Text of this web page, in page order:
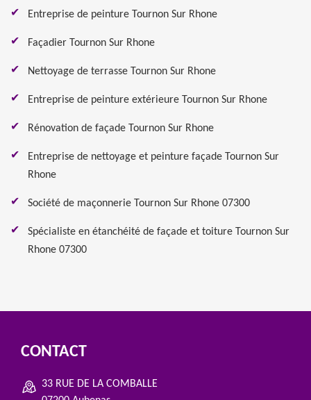
Entreprise de peinture Tournon Sur Rhone
Façadier Tournon Sur Rhone
Nettoyage de terrasse Tournon Sur Rhone
Entreprise de peinture extérieure Tournon Sur Rhone
Rénovation de façade Tournon Sur Rhone
Entreprise de nettoyage et peinture façade Tournon Sur
Rhone
Société de maçonnerie Tournon Sur Rhone 07300
Spécialiste en étanchéité de façade et toiture Tournon Sur
Rhone 07300
CONTACT
33 RUE DE LA COMBALLE